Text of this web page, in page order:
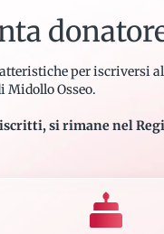
per iscriversi
Midollo Osseo.
si rimane nel